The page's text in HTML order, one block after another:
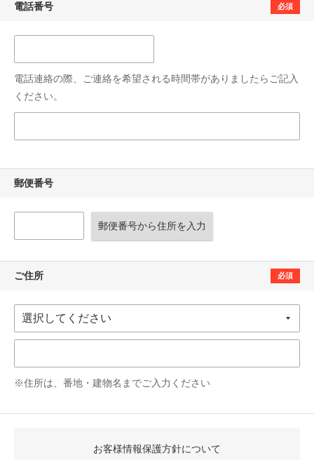
電話番号 必須
電話連絡の際、ご連絡を希望される時間帯がありましたらご記入
ください。
郵便番号
郵便番号から住所を入力
ご住所 必須
※住所は、番地・建物名までご入力ください
お客様情報保護方針について